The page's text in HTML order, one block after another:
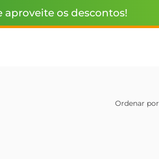
aproveite os descontos!
Ordenar por